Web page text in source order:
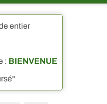
entier
: BIENVENUE